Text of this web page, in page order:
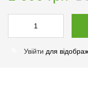
Увійти для